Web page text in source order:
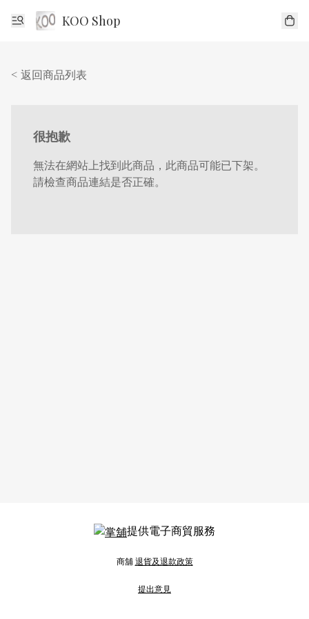
KOO Shop
< 返回商品列表
很抱歉
無法在網站上找到此商品，此商品可能已下架。
請檢查商品連結是否正確。
提供電子商貿服務
商舖退貨及退款政策
提出意見